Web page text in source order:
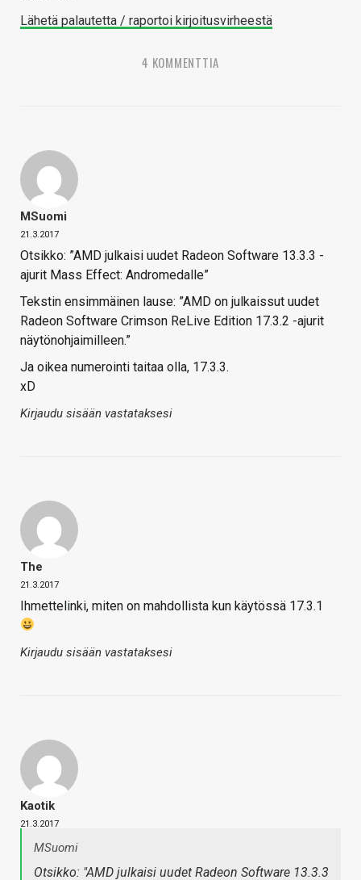
Lähetä palautetta / raportoi kirjoitusvirheestä
4 KOMMENTTIA
MSuomi
21.3.2017
Otsikko: ”AMD julkaisi uudet Radeon Software 13.3.3 -
ajurit Mass Effect: Andromedalle”
Tekstin ensimmäinen lause: ”AMD on julkaissut uudet
Radeon Software Crimson ReLive Edition 17.3.2 -ajurit
näytönohjaimilleen.”
Ja oikea numerointi taitaa olla, 17.3.3.
xD
Kirjaudu sisään vastataksesi
The
21.3.2017
Ihmettelinki, miten on mahdollista kun käytössä 17.3.1
Kirjaudu sisään vastataksesi
Kaotik
21.3.2017
MSuomi
Otsikko: "AMD julkaisi uudet Radeon Software 13.3.3